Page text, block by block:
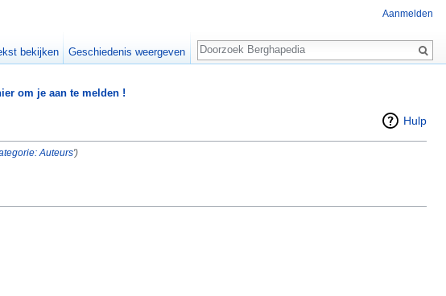
om je aan te melden !
Hulp
Auteurs')
Aanmelden
bekijken Geschiedenis weergeven
Zoeken